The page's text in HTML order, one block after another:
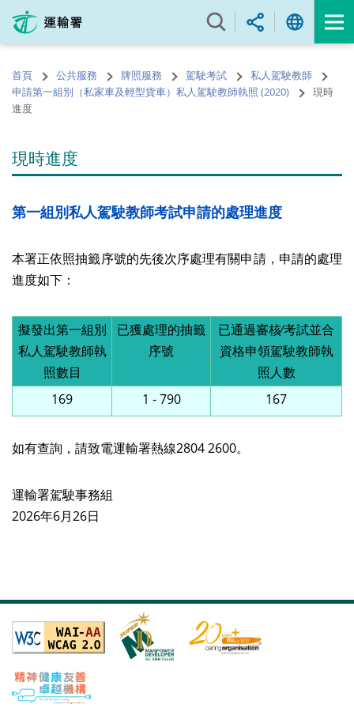
內
的
開
始
首頁 公共服務 牌照服務 駕駛考試
私人駕駛教師
申請第一組別（私家車及輕型貨車）私人駕駛教師執照 (2020)
現時
進度
現時進度
第一組別私人駕駛教師考試申請的處理進度
本署正依照抽籤序號的先後次序處理有關申請，申請的處理
進度如下：
擬發出第一組別
私人駕駛教師執
照數目
已獲處理的抽籤
序號
已通過審核∕考試並合
資格申領駕駛教師執
照人數
169
1 - 790 167
如有查詢，請致電運輸署熱線2804 2600。
運輸署駕駛事務組
2026年6月26日